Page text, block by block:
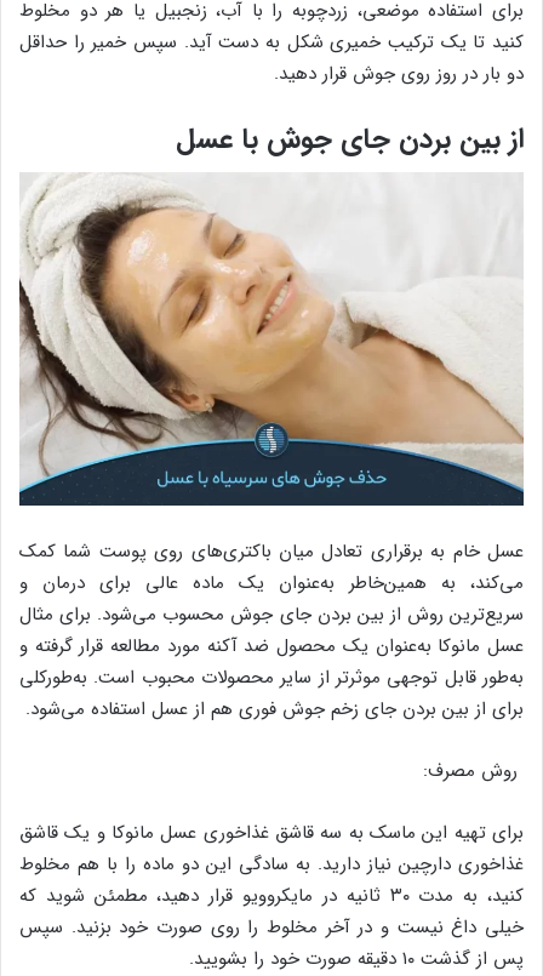
برای استفاده موضعی، زردچوبه را با آب، زنجبیل یا هر دو مخلوط
کنید تا یک ترکیب خمیری شکل به دست آید. سپس خمیر را حداقل
دو بار در روز روی جوش قرار دهید.
از بین بردن جای جوش با عسل
عسل خام به برقراری تعادل میان باکتری‌های روی پوست شما کمک
می‌کند، به همین‌خاطر به‌عنوان یک ماده عالی برای درمان و
سریع‌ترین روش از بین بردن جای جوش محسوب می‌شود. برای مثال
عسل مانوکا به‌عنوان یک محصول ضد آکنه مورد مطالعه قرار گرفته و
به‌طور قابل توجهی موثرتر از سایر محصولات محبوب است. به‌طورکلی
برای از بین بردن جای زخم جوش فوری هم از عسل استفاده می‌شود.
روش مصرف:
برای تهیه این ماسک به سه قاشق غذاخوری عسل مانوکا و یک قاشق
غذاخوری دارچین نیاز دارید. به سادگی این دو ماده را با هم مخلوط
کنید، به مدت ۳۰ ثانیه در مایکروویو قرار دهید، مطمئن شوید که
خیلی داغ نیست و در آخر مخلوط را روی صورت خود بزنید. سپس
پس از گذشت ۱۰ دقیقه صورت خود را بشویید.